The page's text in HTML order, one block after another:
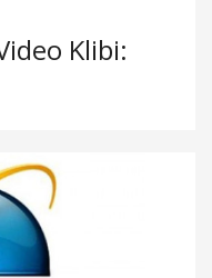
Klibi: